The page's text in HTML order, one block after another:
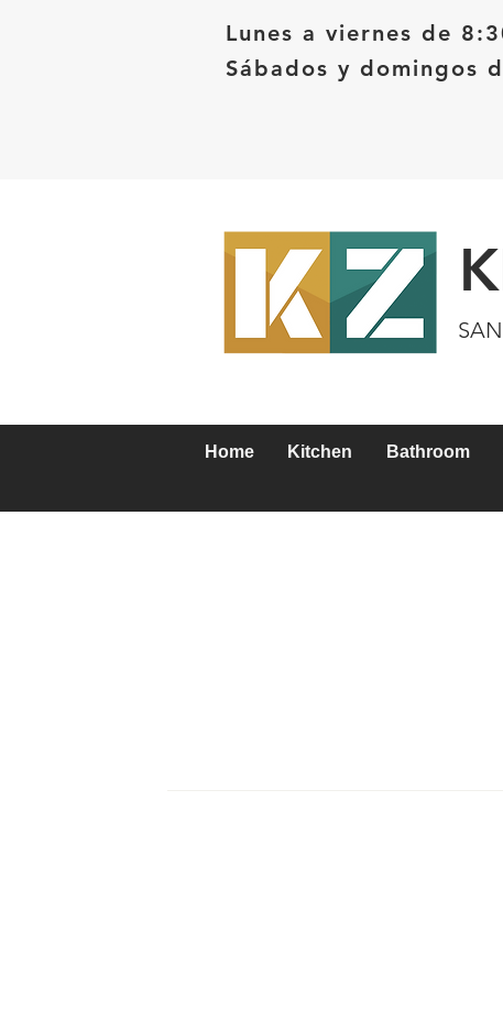
Lunes a viernes de
Sábados y domingos
Home Kitchen Bathroom